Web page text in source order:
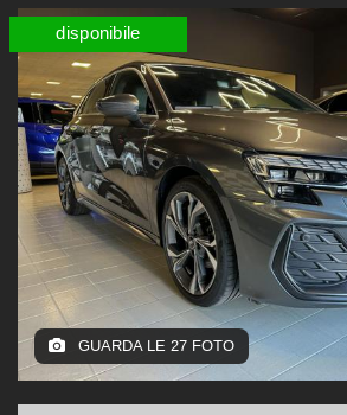
disponibile
GUARDA LE 27 FOTO